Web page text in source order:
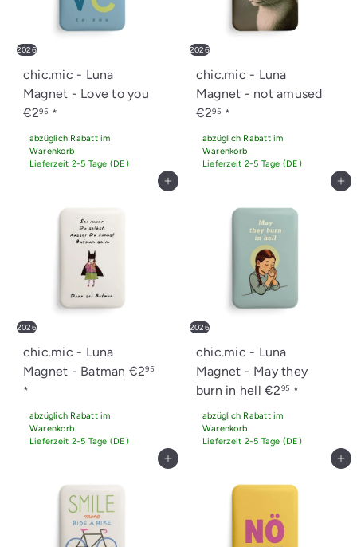
2026
chic.mic - Luna
Magnet - Love to you
€295 *
abzüglich Rabatt im
Warenkorb
Lieferzeit 2-5 Tage (DE)
2026
chic.mic - Luna
Magnet - not amused
€295 *
abzüglich Rabatt im
Warenkorb
Lieferzeit 2-5 Tage (DE)
In den Einkaufswagen legen
2026
chic.mic - Luna
Magnet - Batman €295
*
abzüglich Rabatt im
Warenkorb
Lieferzeit 2-5 Tage (DE)
In den Einkaufswagen legen
2026
chic.mic - Luna
Magnet - May they
burn in hell€295 *
abzüglich Rabatt im
Warenkorb
Lieferzeit 2-5 Tage (DE)
In den Einkaufswagen legen In den Einkaufswagen legen